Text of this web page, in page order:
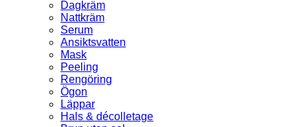
Dagkräm
Nattkräm
Serum
Ansiktsvatten
Mask
Peeling
Rengöring
Ögon
Läppar
Hals & décolletage